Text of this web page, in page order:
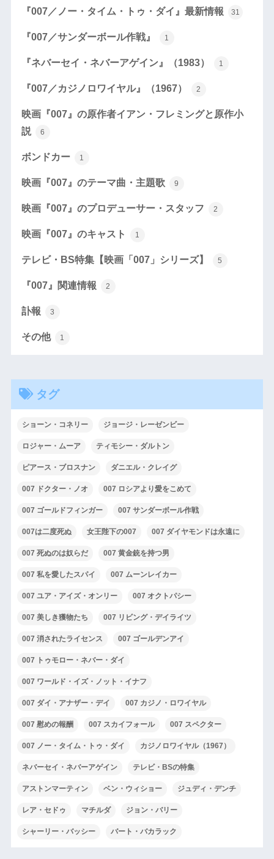
『007／ノー・タイム・トゥ・ダイ』最新情報 31
『007／サンダーボール作戦』 1
『ネバーセイ・ネバーアゲイン』（1983） 1
『007／カジノロワイヤル』（1967） 2
映画『007』の原作者イアン・フレミングと原作小
説
6
ボンドカー 1
映画『007』のテーマ曲・主題歌 9
映画『007』のプロデューサー・スタッフ 2
映画『007』のキャスト 1
テレビ・BS特集【映画「007」シリーズ】 5
『007』関連情報 2
訃報 3
その他 1
タグ
ショーン・コネリー ジョージ・レーゼンビー
ロジャー・ムーア ティモシー・ダルトン
ピアース・ブロスナン ダニエル・クレイグ
007 ドクター・ノオ 007 ロシアより愛をこめて
007 ゴールドフィンガー 007 サンダーボール作戦
007は二度死ぬ 女王陛下の007 007 ダイヤモンドは永遠に
007 死ぬのは奴らだ 007 黄金銃を持つ男
007 私を愛したスパイ 007 ムーンレイカー
007 ユア・アイズ・オンリー 007 オクトパシー
007 美しき獲物たち 007 リビング・デイライツ
007 消されたライセンス 007 ゴールデンアイ
007 トゥモロー・ネバー・ダイ
007 ワールド・イズ・ノット・イナフ
007 ダイ・アナザー・デイ 007 カジノ・ロワイヤル
007 慰めの報酬 007 スカイフォール 007 スペクター
007 ノー・タイム・トゥ・ダイ カジノロワイヤル（1967）
ネバーセイ・ネバーアゲイン テレビ・BSの特集
アストンマーティン ベン・ウィショー ジュディ・デンチ
レア・セドゥ マチルダ ジョン・バリー
シャーリー・バッシー バート・バカラック